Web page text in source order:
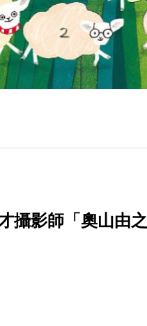
攝影師「奧山由